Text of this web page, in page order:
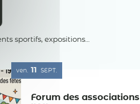
sportifs, expositions...
ven. 11 SEPT.
Forum des